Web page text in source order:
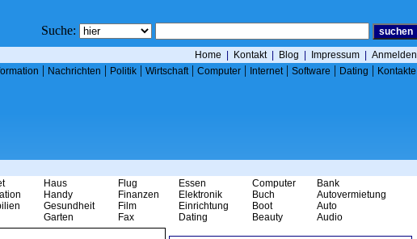
Suche:
Home Kontakt| Blog Impressum
Anmelden
| Nachrichten | Politik | Wirtschaft| Computer | Internet| Software | Dating | Kontakte
Haus
Handy
Gesundheit
Garten
Flug
Finanzen
Film
Fax
Essen
Elektronik
Einrichtung
Dating
Computer
Buch
Boot
Beauty
Bank
Autovermietung
Auto
Audio